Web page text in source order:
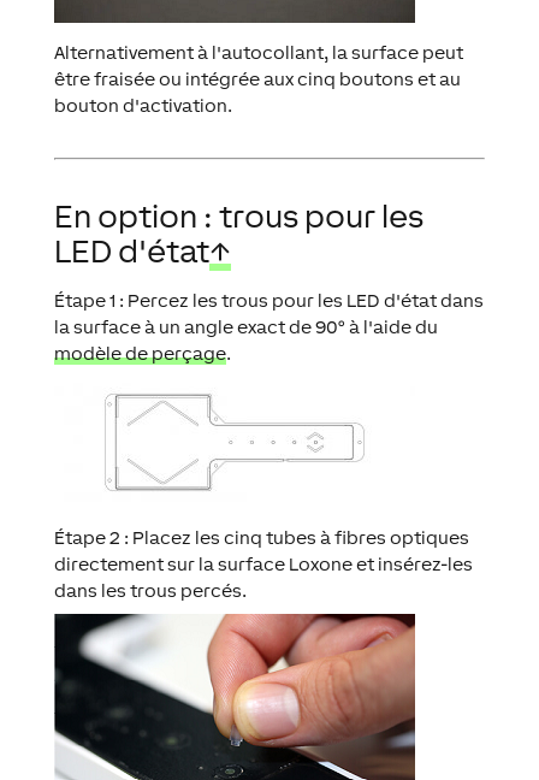
Alternativement à l'autocollant, la surface peut
être fraisée ou intégrée aux cinq boutons et au
bouton d'activation.
En option : trous pour les
LED d'état↑
Étape 1 : Percez les trous pour les LED d'état dans
la surface à un angle exact de 90° à l'aide du
modèle de perçage.
Étape 2 : Placez les cinq tubes à fibres optiques
directement sur la surface Loxone et insérez-les
dans les trous percés.